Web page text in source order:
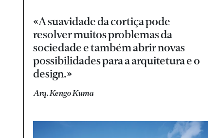
«A suavidade da cortiça pode
resolver muitos problemas da
sociedade e também abrir novas
possibilidades para a arquitetura e o
design.»
Arq. Kengo Kuma